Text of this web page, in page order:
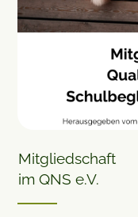
Mitgliedschaft
im QNS e.V.